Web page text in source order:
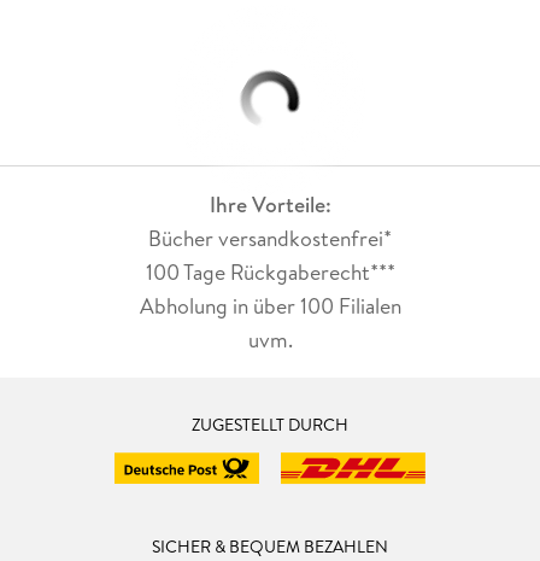
Ihre Vorteile:
Bücher versandkostenfrei*
100 Tage Rückgaberecht***
Abholung in über 100 Filialen
uvm.
ZUGESTELLT DURCH
SICHER & BEQUEM BEZAHLEN